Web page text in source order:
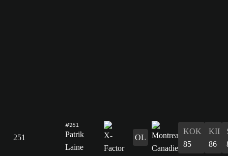
251
#251
Patrik
Laine
OL
KOK
85
KII
86